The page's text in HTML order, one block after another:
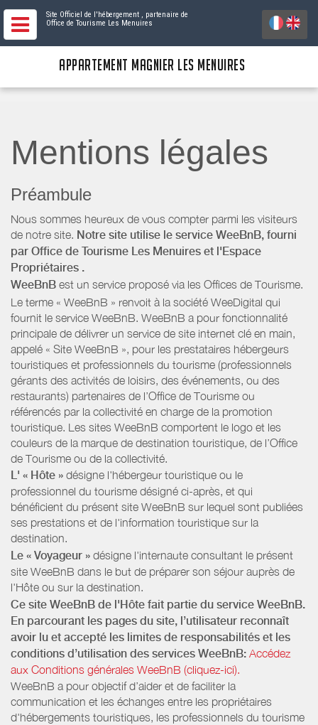
Site Officiel de l'hébergement , partenaire de
Office de Tourisme Les Menuires
APPARTEMENT MAGNIER LES MENUIRES
Mentions légales
Préambule
Nous sommes heureux de vous compter parmi les visiteurs
de notre site. Notre site utilise le service WeeBnB, fourni
par Office de Tourisme Les Menuires et l'Espace
Propriétaires .
WeeBnB est un service proposé via les Offices de Tourisme.
Le terme « WeeBnB » renvoit à la société WeeDigital qui
fournit le service WeeBnB. WeeBnB a pour fonctionnalité
principale de délivrer un service de site internet clé en main,
appelé « Site WeeBnB », pour les prestataires hébergeurs
touristiques et professionnels du tourisme (professionnels
gérants des activités de loisirs, des événements, ou des
restaurants) partenaires de l’Office de Tourisme ou
référencés par la collectivité en charge de la promotion
touristique. Les sites WeeBnB comportent le logo et les
couleurs de la marque de destination touristique, de l’Office
de Tourisme ou de la collectivité.
L' « Hôte » désigne l'hébergeur touristique ou le
professionnel du tourisme désigné ci-après, et qui
bénéficient du présent site WeeBnB sur lequel sont publiées
ses prestations et de l'information touristique sur la
destination.
Le « Voyageur » désigne l'internaute consultant le présent
site WeeBnB dans le but de préparer son séjour auprès de
l'Hôte ou sur la destination.
Ce site WeeBnB de l'Hôte fait partie du service WeeBnB.
En parcourant les pages du site, l’utilisateur reconnaît
avoir lu et accepté les limites de responsabilités et les
conditions d’utilisation des services WeeBnB: Accédez
aux Conditions générales WeeBnB (cliquez-ici).
WeeBnB a pour objectif d’aider et de faciliter la
communication et les échanges entre les propriétaires
d'hébergements touristiques, les professionnels du tourisme